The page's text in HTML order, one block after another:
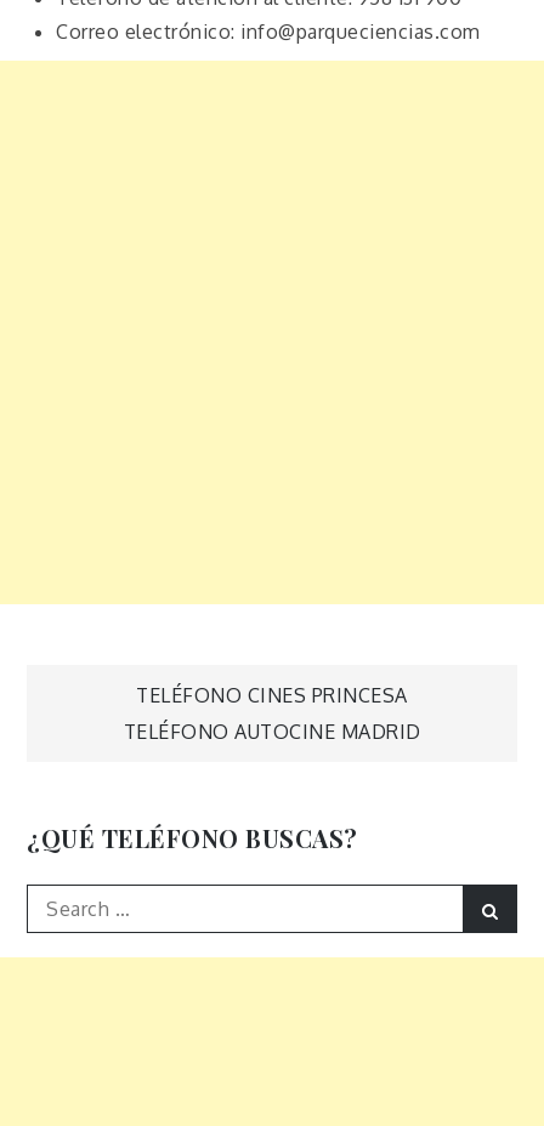
Correo electrónico: info@parqueciencias.com
Navegación
entradas
TELÉFONO CINES PRINCESA
TELÉFONO AUTOCINE MADRID
¿QUÉ TELÉFONO BUSCAS?
Search
for: